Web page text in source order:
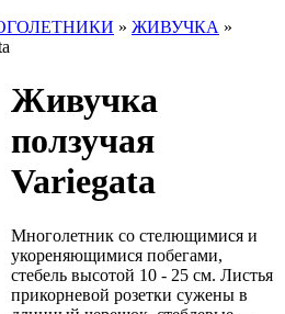
» ЖИВУЧКА »
Живучка
ползучая
Variegata
Многолетник со стелющимися и
укореняющимися побегами,
стебель высотой 10 - 25 см. Листья
прикорневой розетки сужены в